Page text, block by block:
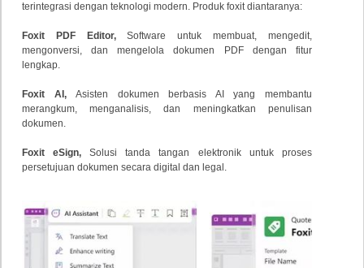
terintegrasi dengan teknologi modern. Produk foxit diantaranya:
Foxit PDF Editor,Softwareuntukmembuat, mengedit,
mengonversi,danmengeloladokumen PDF dengan fitur
lengkap.
Foxit AI,Asisten dokumen berbasis AIyang membantu
merangkum,menganalisis,dan meningkatkan penulisan
dokumen.
Foxit eSign,Solusitandatangan elektronik untuk proses
persetujuan dokumen secara digital dan legal.